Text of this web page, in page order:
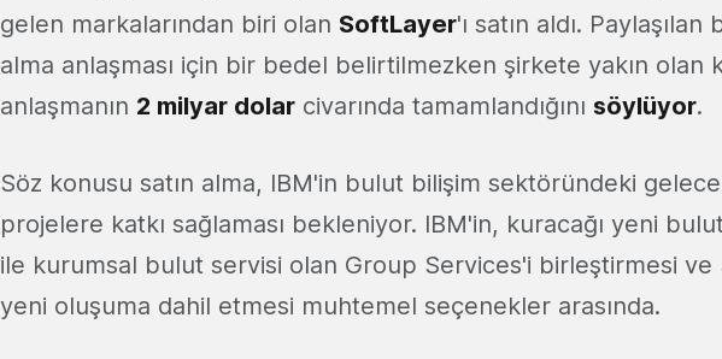
gelen markalarından biri olan SoftLayer'ı satın aldı.
alma anlaşması için bir bedel belirtilmezken şirkete yakın olan
anlaşmanın 2 milyar dolar civarında tamamlandığını söylüyor.
Söz konusu satın alma, IBM'in bulut bilişim sektöründeki
projelere katkı sağlaması bekleniyor. IBM'in, kuracağı yeni
ile kurumsal bulut servisi olan Group Services'i birleştirmesi ve
yeni oluşuma dahil etmesi muhtemel seçenekler arasında.